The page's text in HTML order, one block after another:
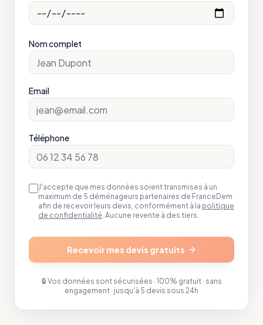
Nom complet
Email
Téléphone
J'accepte que mes données soient transmises à un
maximum de 5 déménageurs partenaires de FranceDem
afin de recevoir leurs devis, conformément à la politique
de confidentialité. Aucune revente à des tiers.
Recevoir mes devis gratuits
🔒 Vos données sont sécurisées · 100% gratuit · sans
engagement · jusqu'à 5 devis sous 24h